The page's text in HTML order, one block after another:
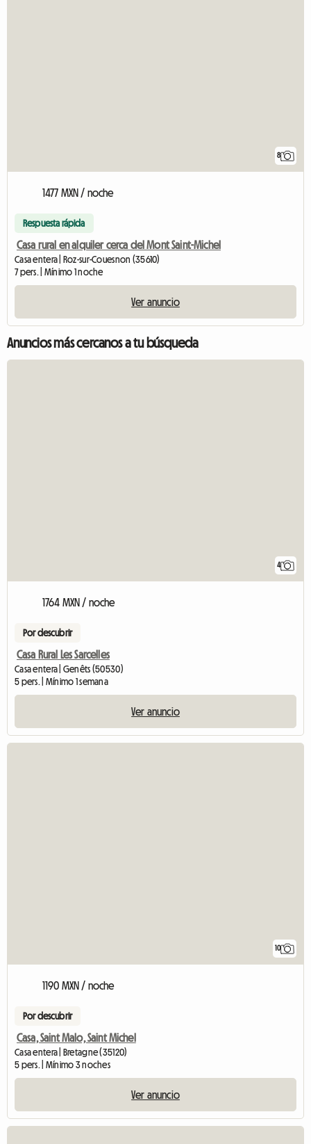
8
1477 MXN / noche
Respuesta rápida
Casa rural en alquiler cerca del Mont Saint-Michel
Casa entera | Roz-sur-Couesnon (35610)
7 pers. | Mínimo 1 noche
Ver anuncio
Anuncios más cercanos a tu búsqueda
4
1764 MXN / noche
Por descubrir
Casa Rural Les Sarcelles
Casa entera | Genêts (50530)
5 pers. | Mínimo 1 semana
Ver anuncio
10
1190 MXN / noche
Por descubrir
Casa, Saint Malo, Saint Michel
Casa entera | Bretagne (35120)
5 pers. | Mínimo 3 noches
Ver anuncio